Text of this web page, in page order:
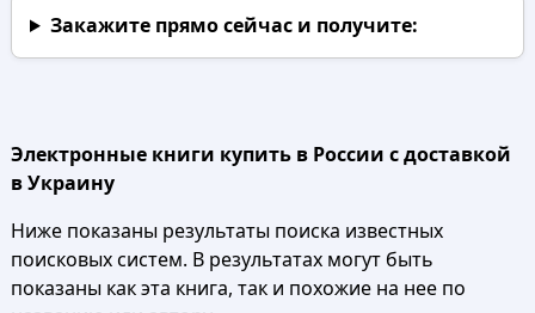
Закажите прямо сейчаси получите:
Электронные книги купить в России с доставкой
в Украину
Ниже показаны результаты поиска известных
поисковых систем. В результатах могут быть
показаны как эта книга, так и похожие на нее по